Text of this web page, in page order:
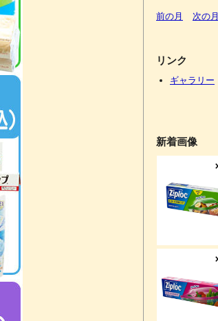
前の月 次の月
リンク
ギャラリー
新着画像